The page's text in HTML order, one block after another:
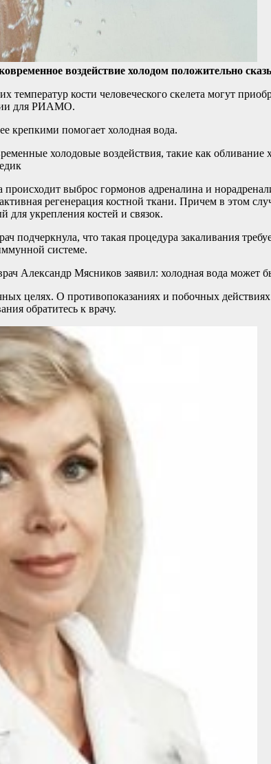
воздействие холодом положительно
температур кости человеческого скелета могут
для РИАМО.
крепкими помогает холодная вода.
холодовые воздействия, такие как
происходит выброс гормонов адреналина и
регенерация костной ткани. Причем в этом
для укрепления костей и связок.
подчеркнула, что такая процедура закаливания
системе.
Александр Мясников заявил: холодная вода может
целях. О противопоказаниях и побочных
обратитесь к врачу.